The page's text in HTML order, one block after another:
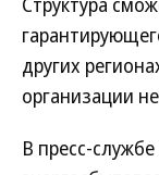
других
организации
В пресс-